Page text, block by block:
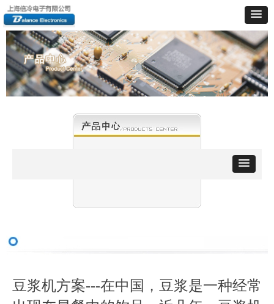
豆浆机方案---在中国，豆浆是一种经常